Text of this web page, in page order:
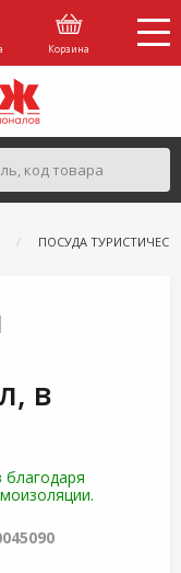
Корзина
ПОСУДА
в
благодаря